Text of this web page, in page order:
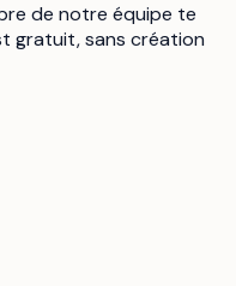
de notre équipe te
gratuit, sans création